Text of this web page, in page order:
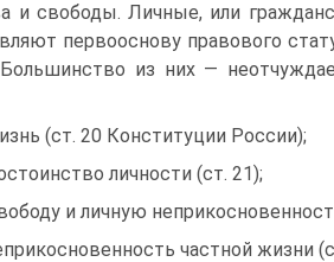
и свободы. Личные, или
первооснову правового
Большинство из них —
(ст. 20 Конституции России);
личности (ст. 21);
и личную
частной жизни